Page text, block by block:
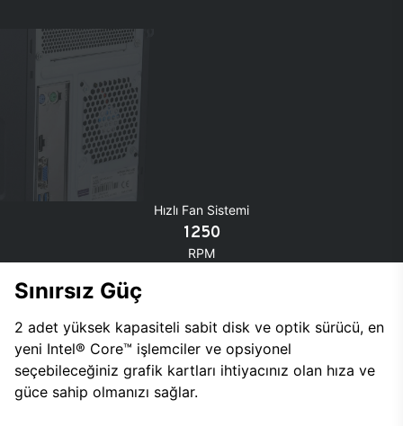
Hızlı Fan Sistemi
1250
RPM
Sınırsız Güç
2 adet yüksek kapasiteli sabit disk ve optik sürücü, en
yeni Intel® Core™ işlemciler ve opsiyonel
seçebileceğiniz grafik kartları ihtiyacınız olan hıza ve
güce sahip olmanızı sağlar.